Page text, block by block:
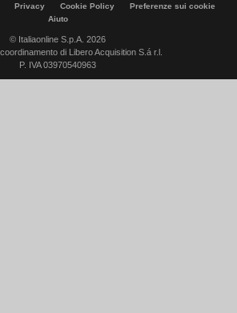
Privacy Cookie Policy
Preferenze sui cookie
Aiuto
© Italiaonline S.p.A. 2026
di Libero Acquisition S.á r.l.
P. IVA 03970540963